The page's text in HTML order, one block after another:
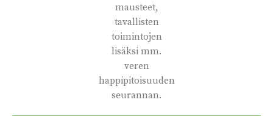
mausteet,
tavallisten
toimintojen
lisäksi mm.
veren
happipitoisuuden
seurannan.